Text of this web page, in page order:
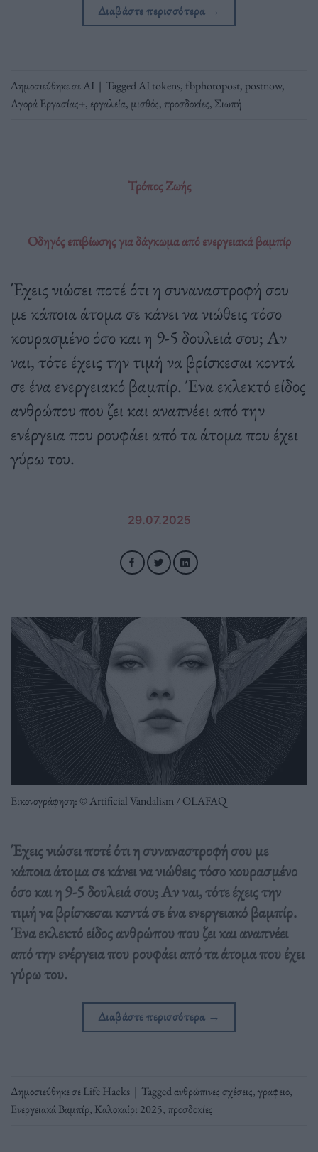
Διαβάστε περισσότερα →
Δημοσιεύθηκε σεΑΙ | TaggedAI tokens, fbphotopost, postnow,
Αγορά Εργασίας+, εργαλεία, μισθός,προσδοκίες, Σιωπή
Τρόπος Ζωής
Οδηγός επιβίωσης για δάγκωμα από ενεργειακά βαμπίρ
Έχεις νιώσει ποτέ ότι η συναναστροφή σου
με κάποια άτομα σε κάνει να νιώθεις τόσο
κουρασμένο όσο και η 9-5 δουλειά σου; Αν
ναι, τότε έχεις την τιμή να βρίσκεσαι κοντά
σε ένα ενεργειακό βαμπίρ. Ένα εκλεκτό είδος
ανθρώπου που ζει και αναπνέει από την
ενέργεια που ρουφάει από τα άτομα που έχει
γύρω του.
29.07.2025
Εικονογράφηση: © Artificial Vandalism / OLAFAQ
Έχεις νιώσει ποτέ ότι η συναναστροφή σου με
κάποια άτομα σε κάνει να νιώθεις τόσο κουρασμένο
όσο και η 9-5 δουλειά σου; Αν ναι, τότε έχεις την
τιμή να βρίσκεσαι κοντά σε ένα ενεργειακό βαμπίρ.
Ένα εκλεκτό είδος ανθρώπου που ζει και αναπνέει
από την ενέργεια που ρουφάει από τα άτομα που έχει
γύρω του.
Διαβάστε περισσότερα →
Δημοσιεύθηκε σεLife Hacks | Taggedανθρώπινες σχέσεις,γραφειο,
Ενεργειακά Βαμπίρ, Καλοκαίρι 2025,προσδοκίες